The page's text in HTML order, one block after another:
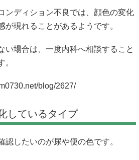
ンディション不良では、顔色の変化
が現れることがあるようです。
い場合は、一度内科へ相談すること
。
blog/2627/
しているタイプ
認したいのが尿や便の色です。